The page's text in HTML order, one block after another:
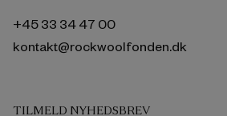
+45 33 34 47 00
kontakt@rockwoolfonden.dk
TILMELD NYHEDSBREV